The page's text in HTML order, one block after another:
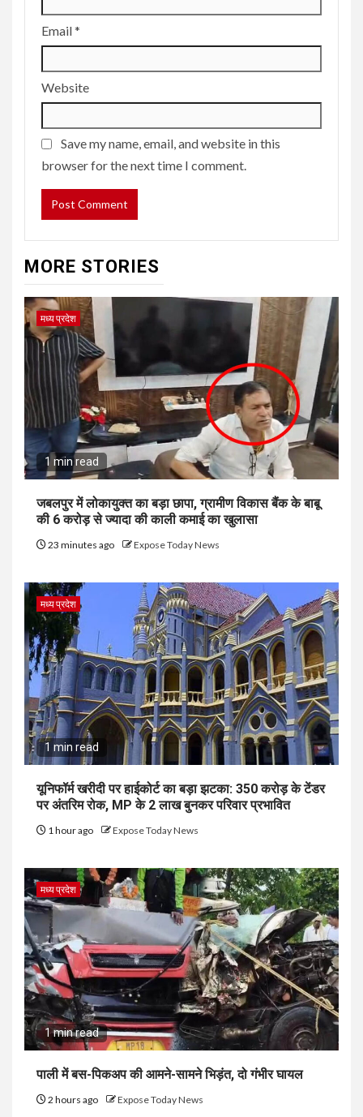
Email*
Website
Save my name, email, and website in this
browser for the next time I comment.
MORE STORIES
मध्य प्रदेश
1 min read
जबलपुर में लोकायुक्त का बड़ा छापा, ग्रामीण विकास बैंक के बाबू
की 6 करोड़ से ज्यादा की काली कमाई का खुलासा
23 minutes ago Expose Today News
मध्य प्रदेश
1 min read
यूनिफॉर्म खरीदी पर हाईकोर्ट का बड़ा झटका: 350 करोड़ के टेंडर
पर अंतरिम रोक, MP के 2 लाख बुनकर परिवार प्रभावित
1 hour ago Expose Today News
मध्य प्रदेश
1 min read
पाली में बस-पिकअप की आमने-सामने भिड़ंत, दो गंभीर घायल
2 hours ago Expose Today News